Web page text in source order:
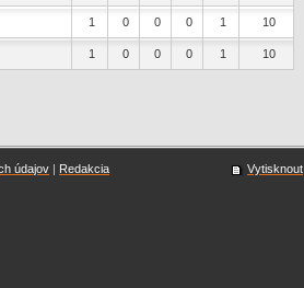
1 0 0 0 1 10
1 0 0 0 1 10
Vytisknout
údajov | Redakcia